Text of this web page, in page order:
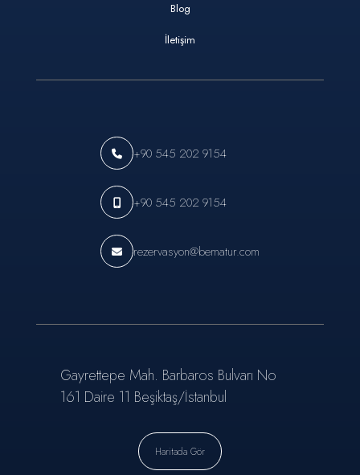
Blog
İletişim
+90 545 202 9154
+90 545 202 9154
rezervasyon@bematur.com
Gayrettepe Mah. Barbaros Bulvarı No
161 Daire 11 Beşiktaş/İstanbul
Haritada Gör